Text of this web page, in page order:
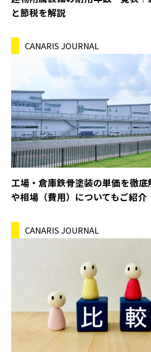
と節税を解説
CANARIS JOURNAL
工場・倉庫鉄骨塗装の単価を徹
や相場（費用）についてもご紹介
CANARIS JOURNAL